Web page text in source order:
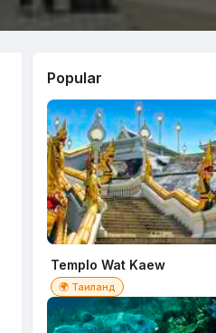
Popular
Templo Wat Kaew
🌍 Таиланд